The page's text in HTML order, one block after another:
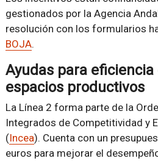
gestionados por la Agencia
resolución con los formularios
BOJA.
Ayudas para
espacios productivos
La Línea 2 forma parte de la
Integrados de Competitividad y
(Incea). Cuenta con un
euros para mejorar el